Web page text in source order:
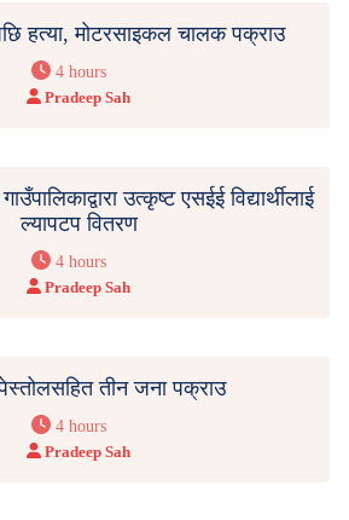
हत्या, मोटरसाइकल चालक पक्राउ
4 hours
Pradeep Sah
उत्कृष्ट एसईई विद्यार्थीलाई
ल्यापटप वितरण
4 hours
Pradeep Sah
पेस्तोलसहित तीन जना पक्राउ
4 hours
Pradeep Sah